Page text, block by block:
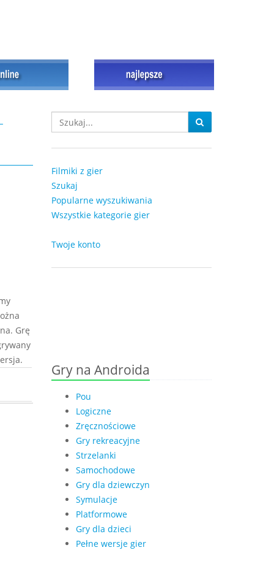
Grę
Filmiki z gier
Szukaj
Popularne wyszukiwania
Wszystkie kategorie gier
Twoje konto
Gry na Androida
Pou
Logiczne
Zręcznościowe
Gry rekreacyjne
Strzelanki
Samochodowe
Gry dla dziewczyn
Symulacje
Platformowe
Gry dla dzieci
Pełne wersje gier